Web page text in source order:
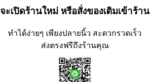
จะเปิดร้านใหม่ หรือสั่งของเติมเข้าร้าน
ทำได้ง่ายๆ เพียงปลายนิ้ว สะดวกรวดเร็ว
ส่งตรงฟรีถึงร้านคุณ